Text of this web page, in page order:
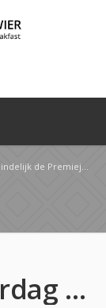
jullie er al klaar voor??? HET IS …
Aankomende zaterdag is dan eindelijk de Premiejagertocht!!! Zijn jullie er al klaar voor??? HET IS …